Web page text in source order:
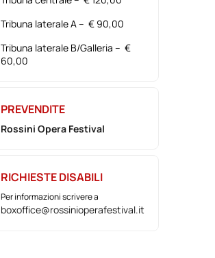
Tribuna laterale A – € 90,00
Tribuna laterale B/Galleria – €
60,00
PREVENDITE
Rossini Opera Festival
RICHIESTE DISABILI
Per informazioni scrivere a
boxoffice@rossinioperafestival.it